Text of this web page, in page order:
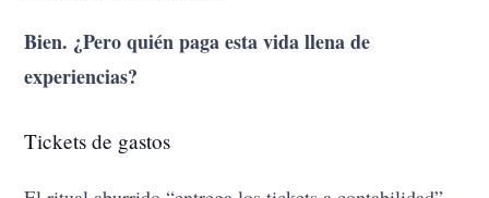
Bien. ¿Pero quién paga esta vida llena de
experiencias?
Tickets de gastos